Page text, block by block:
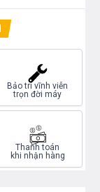
Bảo trì vĩnh viễn
trọn đời máy
Thanh toán
khi nhận hàng